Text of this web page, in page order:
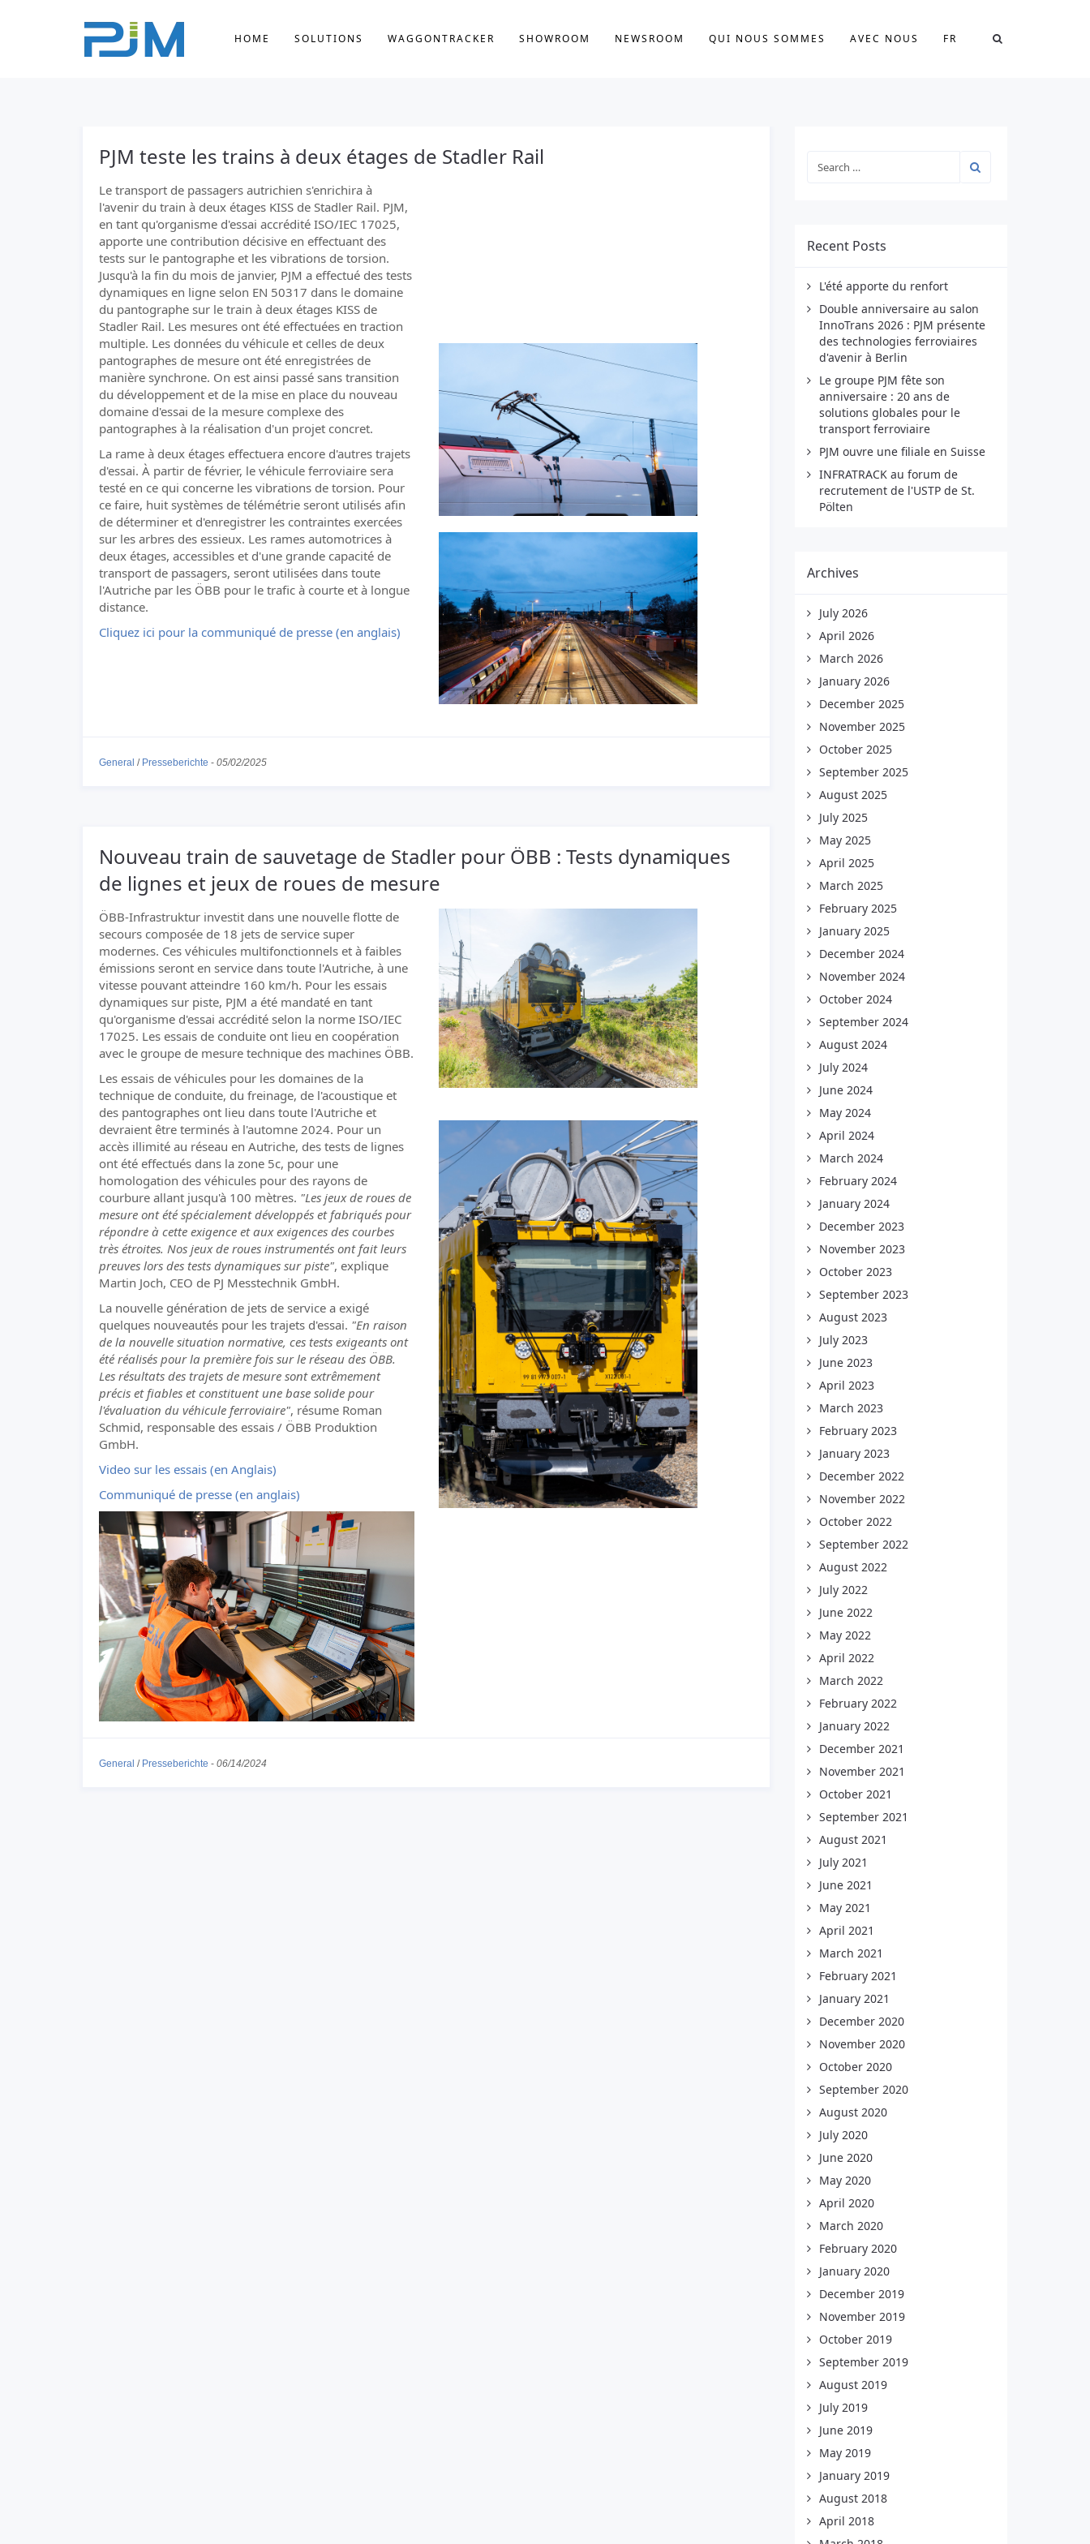
HOME SOLUTIONS WAGGONTRACKER SHOWROOM NEWSROOM QUI NOUS SOMMES AVEC NOUS FR
PJM teste les trains à deux étages de Stadler Rail
Le transport de passagers autrichien s'enrichira à
l'avenir du train à deux étages KISS de Stadler Rail. PJM,
en tant qu'organisme d'essai accrédité ISO/IEC 17025,
apporte une contribution décisive en effectuant des
tests sur le pantographe et les vibrations de torsion.
Jusqu'à la fin du mois de janvier, PJM a effectué des tests
dynamiques en ligne selon EN 50317 dans le domaine
du pantographe sur le train à deux étages KISS de
Stadler Rail. Les mesures ont été effectuées en traction
multiple. Les données du véhicule et celles de deux
pantographes de mesure ont été enregistrées de
manière synchrone. On est ainsi passé sans transition
du développement et de la mise en place du nouveau
domaine d'essai de la mesure complexe des
pantographes à la réalisation d'un projet concret.
La rame à deux étages effectuera encore d'autres trajets
d'essai. À partir de février, le véhicule ferroviaire sera
testé en ce qui concerne les vibrations de torsion. Pour
ce faire, huit systèmes de télémétrie seront utilisés afin
de déterminer et d'enregistrer les contraintes exercées
sur les arbres des essieux. Les rames automotrices à
deux étages, accessibles et d'une grande capacité de
transport de passagers, seront utilisées dans toute
l'Autriche par les ÖBB pour le trafic à courte et à longue
distance.
Cliquez ici pour la communiqué de presse (en anglais)
General / Presseberichte - 05/02/2025
Nouveau train de sauvetage de Stadler pour ÖBB : Tests dynamiques
de lignes et jeux de roues de mesure
ÖBB-Infrastruktur investit dans une nouvelle flotte de
secours composée de 18 jets de service super
modernes. Ces véhicules multifonctionnels et à faibles
émissions seront en service dans toute l'Autriche, à une
vitesse pouvant atteindre 160 km/h. Pour les essais
dynamiques sur piste, PJM a été mandaté en tant
qu'organisme d'essai accrédité selon la norme ISO/IEC
17025. Les essais de conduite ont lieu en coopération
avec le groupe de mesure technique des machines ÖBB.
Les essais de véhicules pour les domaines de la
technique de conduite, du freinage, de l'acoustique et
des pantographes ont lieu dans toute l'Autriche et
devraient être terminés à l'automne 2024. Pour un
accès illimité au réseau en Autriche, des tests de lignes
ont été effectués dans la zone 5c, pour une
homologation des véhicules pour des rayons de
courbure allant jusqu'à 100 mètres. "Les jeux de roues de
mesure ont été spécialement développés et fabriqués pour
répondre à cette exigence et aux exigences des courbes
très étroites. Nos jeux de roues instrumentés ont fait leurs
preuves lors des tests dynamiques sur piste", explique
Martin Joch, CEO de PJ Messtechnik GmbH.
La nouvelle génération de jets de service a exigé
quelques nouveautés pour les trajets d'essai. "En raison
de la nouvelle situation normative, ces tests exigeants ont
été réalisés pour la première fois sur le réseau des ÖBB.
Les résultats des trajets de mesure sont extrêmement
précis et fiables et constituent une base solide pour
l'évaluation du véhicule ferroviaire", résume Roman
Schmid, responsable des essais / ÖBB Produktion
GmbH.
Video sur les essais (en Anglais)
Communiqué de presse (en anglais)
General / Presseberichte - 06/14/2024
Recent Posts
L'été apporte du renfort
Double anniversaire au salon
InnoTrans 2026 : PJM présente
des technologies ferroviaires
d'avenir à Berlin
Le groupe PJM fête son
anniversaire : 20 ans de
solutions globales pour le
transport ferroviaire
PJM ouvre une filiale en Suisse
INFRATRACK au forum de
recrutement de l'USTP de St.
Pölten
Archives
July 2026
April 2026
March 2026
January 2026
December 2025
November 2025
October 2025
September 2025
August 2025
July 2025
May 2025
April 2025
March 2025
February 2025
January 2025
December 2024
November 2024
October 2024
September 2024
August 2024
July 2024
June 2024
May 2024
April 2024
March 2024
February 2024
January 2024
December 2023
November 2023
October 2023
September 2023
August 2023
July 2023
June 2023
April 2023
March 2023
February 2023
January 2023
December 2022
November 2022
October 2022
September 2022
August 2022
July 2022
June 2022
May 2022
April 2022
March 2022
February 2022
January 2022
December 2021
November 2021
October 2021
September 2021
August 2021
July 2021
June 2021
May 2021
April 2021
March 2021
February 2021
January 2021
December 2020
November 2020
October 2020
September 2020
August 2020
July 2020
June 2020
May 2020
April 2020
March 2020
February 2020
January 2020
December 2019
November 2019
October 2019
September 2019
August 2019
July 2019
June 2019
May 2019
January 2019
August 2018
April 2018